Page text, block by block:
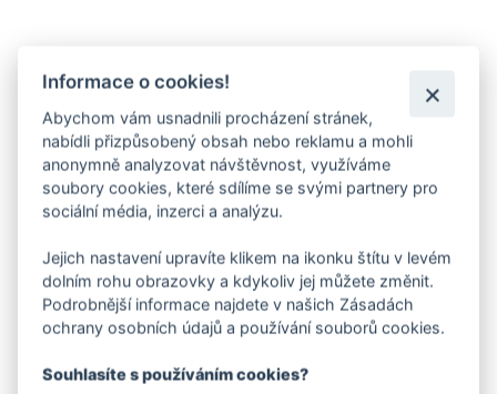
Informace o cookies!
Abychom vám usnadnili procházení stránek,
nabídli přizpůsobený obsah nebo reklamu a mohli
anonymně analyzovat návštěvnost, využíváme
soubory cookies, které sdílíme se svými partnery pro
sociální média, inzerci a analýzu.
Jejich nastavení upravíte klikem na ikonku štítu v levém
dolním rohu obrazovky a kdykoliv jej můžete změnit.
Podrobnější informace najdete v našich Zásadách
ochrany osobních údajů a používání souborů cookies.
Souhlasíte s používáním cookies?